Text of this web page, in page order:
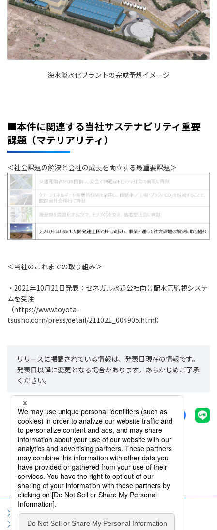
海水淡水化プラントの完成予想イメージ
■本件に関連する当社サステナビリティ重要
課題（マテリアリティ）
＜社会課題の解決と会社の成長を両立する最重要課題＞
＜当社のこれまでの取り組み＞
・2021年10月21日発表：セネガル水道公社向け配水管監視システ
ムを受注
（https://www.toyota-
tsusho.com/press/detail/211021_004905.html）
リリースに掲載されている情報は、発表日現在の情報です。
発表日以降に変更となる場合があります。あらかじめご了承
ください。
シェアする
一覧へ戻る
サイトマップ サイト利用規約
個人情報保護方針
ソーシャルメディア利用規約
情報セキュリティポリシー